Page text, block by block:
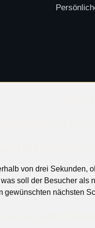
von drei Sekunden,
soll der Besucher als
gewünschten nächsten